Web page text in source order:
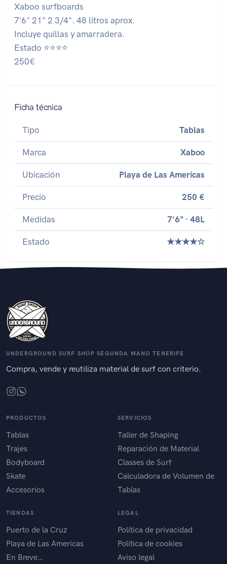
Xaboo surfboards
7'6" 21" 2 3/4". 48 litros aprox.
Incluye quillas y amarradera.
Estado ⭐⭐⭐⭐
250€
Ficha técnica
Tipo Tablas
Marca Xaboo
Ubicación Playa de Las Americas
Precio 250 €
Medidas 7'6" · 48L
Estado ★★★★☆
UNDERGROUND SURF SHOP SEGUNDA MANO TENERIFE
Compra, vende y reutiliza material de surf con criterio.
PRODUCTOS
Tablas
Trajes
Bodyboard
Skate
Accesorios
SERVICIOS
Taller de Shaping
Reparación de Material
Classes de Surf
Calculadora de Volumen de
Tablas
TIENDAS
Puerto de la Cruz
Playa de Las Americas
En Breve…
LEGAL
Política de privacidad
Política de cookies
Aviso legal